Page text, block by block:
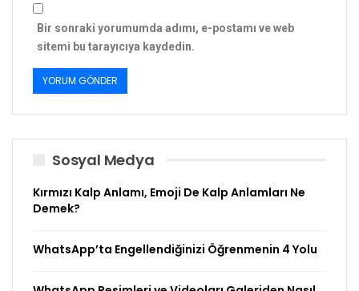
Bir sonraki yorumumda adımı, e-postamı ve web
sitemi bu tarayıcıya kaydedin.
Sosyal Medya
Kırmızı Kalp Anlamı, Emoji De Kalp Anlamları Ne
Demek?
WhatsApp’ta Engellendiğinizi Öğrenmenin 4 Yolu